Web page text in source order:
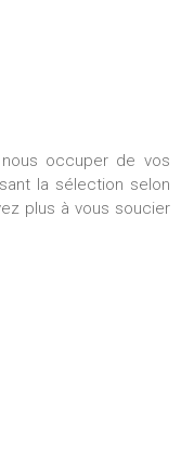
occuper de vos
la sélection selon
plus à vous soucier